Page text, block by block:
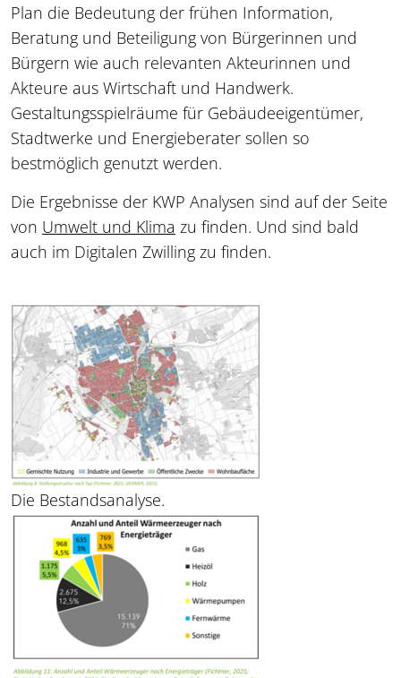
Plan die Bedeutung der frühen Information,
Beratung und Beteiligung von Bürgerinnen und
Bürgern wie auch relevanten Akteurinnen und
Akteure aus Wirtschaft und Handwerk.
Gestaltungsspielräume für Gebäudeeigentümer,
Stadtwerke und Energieberater sollen so
bestmöglich genutzt werden.
Die Ergebnisse der KWP Analysen sind auf der Seite
von Umwelt und Klima zu finden. Und sind bald
auch im Digitalen Zwilling zu finden.
Die Bestandsanalyse.